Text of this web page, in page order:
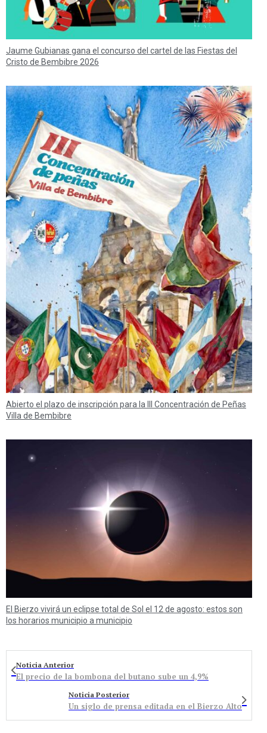
Jaume Gubianas gana el concurso del cartel de las Fiestas del
Cristo de Bembibre 2026
Abierto el plazo de inscripción para la III Concentración de Peñas
Villa de Bembibre
El Bierzo vivirá un eclipse total de Sol el 12 de agosto: estos son
los horarios municipio a municipio
Noticia Anterior
El precio de la bombona del butano sube un 4,9%
Noticia Posterior
Un siglo de prensa editada en el Bierzo Alto